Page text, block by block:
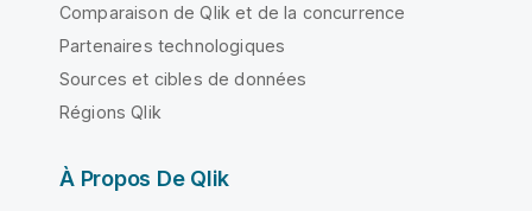
Comparaison de Qlik et de la concurrence
Partenaires technologiques
Sources et cibles de données
Régions Qlik
À Propos De Qlik